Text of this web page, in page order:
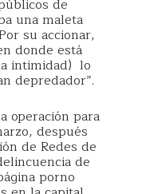
de
una maleta
su accionar,
donde está
intimidad) lo
depredador”.
operación para
después
de Redes de
de
porno